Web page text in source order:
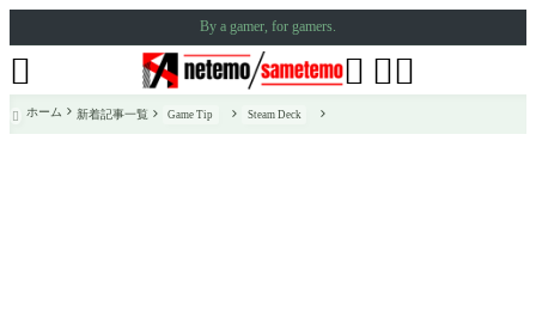
By a gamer, for gamers.
 

 ホーム 新着記事一覧 Game Tip Steam Deck